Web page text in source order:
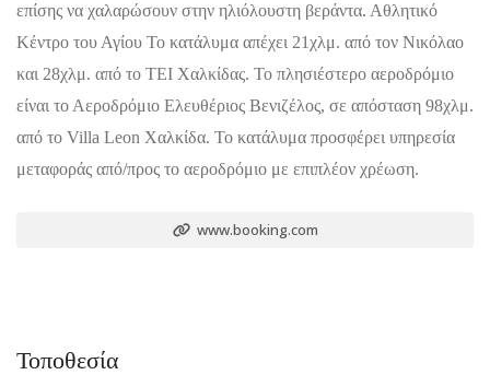
επίσης να χαλαρώσουν στην ηλιόλουστη βεράντα. Αθλητικό
Κέντρο του Αγίου Το κατάλυμα απέχει 21χλμ. από τον Νικόλαο
και 28χλμ. από το ΤΕΙ Χαλκίδας. Το πλησιέστερο αεροδρόμιο
είναι το Αεροδρόμιο Ελευθέριος Βενιζέλος, σε απόσταση 98χλμ.
από το Villa Leon Χαλκίδα. Το κατάλυμα προσφέρει υπηρεσία
μεταφοράς από/προς το αεροδρόμιο με επιπλέον χρέωση.
www.booking.com
Τοποθεσία